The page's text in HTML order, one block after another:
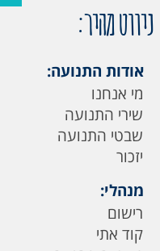
ניווט מהיר:
אודות התנועה:
מי אנחנו
שירי התנועה
שבטי התנועה
יזכור
מנהלי:
רישום
קוד אתי